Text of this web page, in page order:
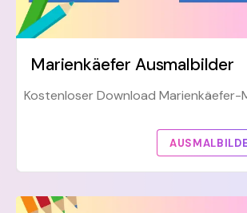
Marienkäefer Ausmalbilder
Kostenloser Download Marienkäefer-